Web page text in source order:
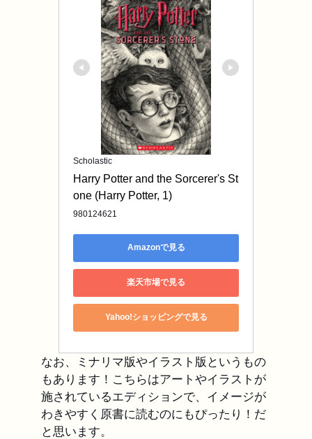
Scholastic
Harry Potter and the Sorcerer's St
one (Harry Potter, 1)
980124621
Amazonで見る
楽天市場で見る
Yahoo!ショッピングで見る
なお、ミナリマ版やイラスト版というもの
もあります！こちらはアートやイラストが
施されているエディションで、イメージが
わきやすく原書に読むのにもぴったり！だ
と思います。